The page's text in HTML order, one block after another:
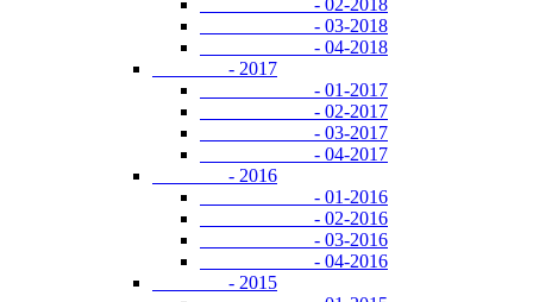
- 02-2018
- 03-2018
- 04-2018
- 2017
- 01-2017
- 02-2017
- 03-2017
- 04-2017
- 2016
- 01-2016
- 02-2016
- 03-2016
- 04-2016
- 2015